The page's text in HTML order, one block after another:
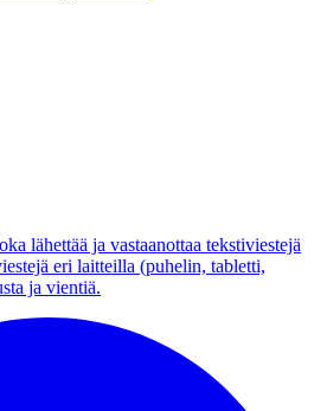
lähettää ja vastaanottaa tekstiviestejä
eri laitteilla (puhelin, tabletti,
ja vientiä.